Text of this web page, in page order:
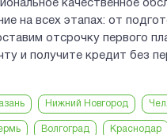
качественное
на всех этапах: от
отсрочку первого
и получите кредит без
Нижний Новгород
Волгоград Краснодар